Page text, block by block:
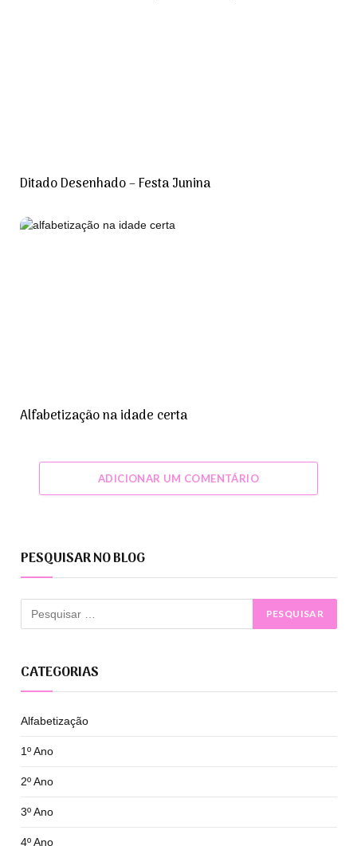
Ditado Desenhado – Festa Junina
Alfabetização na idade certa
ADICIONAR UM COMENTÁRIO
PESQUISAR NO BLOG
CATEGORIAS
Alfabetização
1º Ano
2º Ano
3º Ano
4º Ano